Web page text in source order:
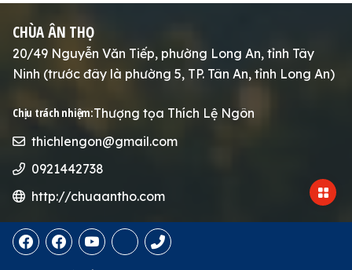
CHÙA ÂN THỌ
20/49 Nguyễn Văn Tiếp, phường Long An, tỉnh Tây
Ninh (trước đây là phường 5, TP. Tân An, tỉnh Long An)
Chịu trách nhiệm:Thượng tọa Thích Lệ Ngôn
thichlengon@gmail.com
0921442738
http://chuaantho.com